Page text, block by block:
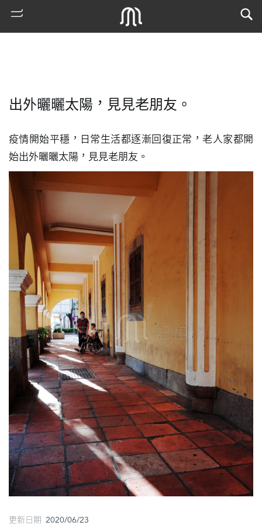
熱
圖
寺
廟
教
堂
街
市
出外曬曬太陽，見見老朋友。
疫情開始平穩，日常生活都逐漸回復正常，老人家都開
始出外曬曬太陽，見見老朋友。
更新日期 2020/06/23